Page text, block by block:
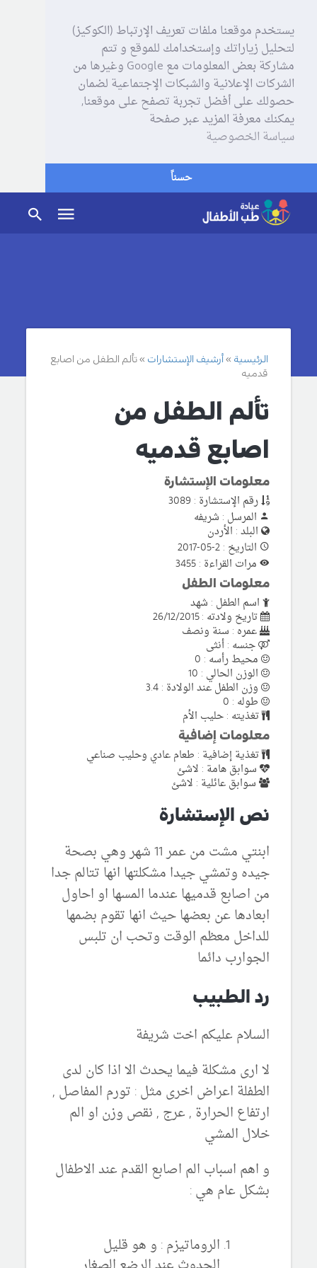
يستخدم موقعنا ملفات تعريف الإرتباط (الكوكيز)
لتحليل زياراتك وإستخدامك للموقع و تتم
مشاركة بعض المعلومات مع Google وغيرها من
الشركات الإعلانية والشبكات الإجتماعية لضمان
حصولك على أفضل تجربة تصفح على موقعنا,
يمكنك معرفة المزيد عبر صفحة
سياسة الخصوصية
حسناً
الرئيسية أرشيف الإستشارات
تألم الطفل من اصابع
قدميه
تألم الطفل من
اصابع قدميه
معلومات الإستشارة
رقم الإستشارة : 3089
المرسل : شريفه
البلد : الأردن
التاريخ : 2-05-2017
مرات القراءة : 3455
معلومات الطفل
اسم الطفل : شهد
تاريخ ولادته : 26/12/2015
عمره : سنة ونصف
جنسه : أنثى
محيط رأسه : 0
الوزن الحالي : 10
وزن الطفل عند الولادة : 3.4
طوله : 0
تغذيته : حليب الأم
معلومات إضافية
تغذية إضافية : طعام عادي وحليب صناعي
سوابق هامة : لاشئ
سوابق عائلية : لاشئ
نص الإستشارة
ابنتي مشت من عمر 11 شهر وهي بصحة
جيده وتمشي جيدا مشكلتها انها تتالم جدا
من اصابع قدميها عندما المسها او احاول
ابعادها عن بعضها حيث انها تقوم بضمها
للداخل معظم الوقت وتحب ان تلبس
الجوارب دائما
رد الطبيب
السلام عليكم اخت شريفة
لا ارى مشكلة فيما يحدث الا اذا كان لدى
الطفلة اعراض اخرى مثل : تورم المفاصل ,
ارتفاع الحرارة , عرج , نقص وزن او الم
خلال المشي
و اهم اسباب الم اصابع القدم عند الاطفال
بشكل عام هي :
الروماتيزم : و هو قليل